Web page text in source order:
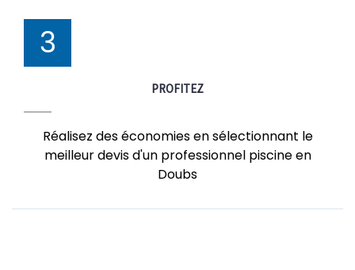
3
PROFITEZ
Réalisez des économies en sélectionnant le
meilleur devis d'un professionnel piscine en
Doubs